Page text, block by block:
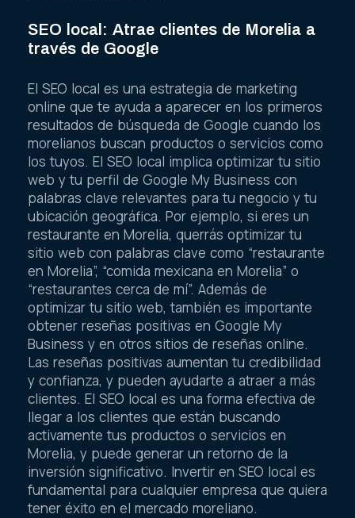
SEO local: Atrae clientes de Morelia a
través de Google
El SEO local es una estrategia de marketing
online que te ayuda a aparecer en los primeros
resultados de búsqueda de Google cuando los
morelianos buscan productos o servicios como
los tuyos. El SEO local implica optimizar tu sitio
web y tu perfil de Google My Business con
palabras clave relevantes para tu negocio y tu
ubicación geográfica. Por ejemplo, si eres un
restaurante en Morelia, querrás optimizar tu
sitio web con palabras clave como “restaurante
en Morelia”, “comida mexicana en Morelia” o
“restaurantes cerca de mí”. Además de
optimizar tu sitio web, también es importante
obtener reseñas positivas en Google My
Business y en otros sitios de reseñas online.
Las reseñas positivas aumentan tu credibilidad
y confianza, y pueden ayudarte a atraer a más
clientes. El SEO local es una forma efectiva de
llegar a los clientes que están buscando
activamente tus productos o servicios en
Morelia, y puede generar un retorno de la
inversión significativo. Invertir en SEO local es
fundamental para cualquier empresa que quiera
tener éxito en el mercado moreliano.